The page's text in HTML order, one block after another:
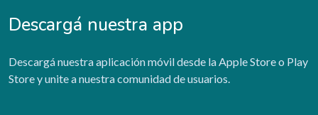
Descargá nuestra app
Descargá nuestra aplicación móvil desde la Apple Store o Play
Store y unite a nuestra comunidad de usuarios.